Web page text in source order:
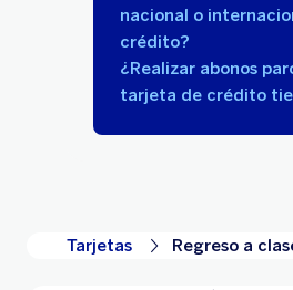
nacional o
crédito?
¿Realizar abonos
tarjeta de crédito
Tarjetas Regreso a